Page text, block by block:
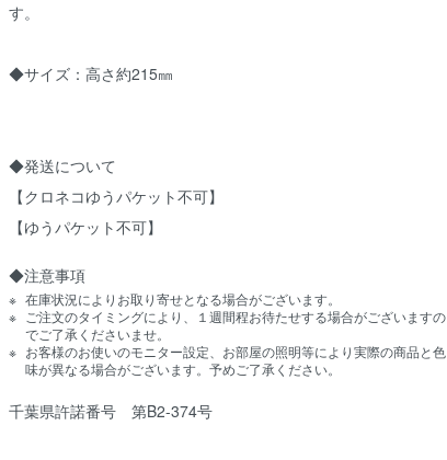
す。
◆サイズ：高さ約215㎜
◆発送について
【クロネコゆうパケット不可】
【ゆうパケット不可】
◆注意事項
在庫状況によりお取り寄せとなる場合がございます。
ご注文のタイミングにより、１週間程お待たせする場合がございますの
でご了承くださいませ。
お客様のお使いのモニター設定、お部屋の照明等により実際の商品と色
味が異なる場合がございます。予めご了承ください。
千葉県許諾番号 第B2-374号